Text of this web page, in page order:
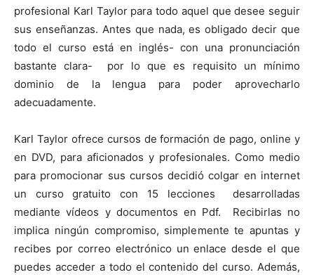
profesional Karl Taylor para todo aquel que desee seguir
sus enseñanzas. Antes que nada, es obligado decir que
todo el curso está en inglés- con una pronunciación
bastante clara- por lo que es requisito un mínimo
dominio de la lengua para poder aprovecharlo
adecuadamente.
Karl Taylor ofrece cursos de formación de pago, online y
en DVD, para aficionados y profesionales. Como medio
para promocionar sus cursos decidió colgar en internet
un curso gratuito con 15 lecciones desarrolladas
mediante vídeos y documentos en Pdf. Recibirlas no
implica ningún compromiso, simplemente te apuntas y
recibes por correo electrónico un enlace desde el que
puedes acceder a todo el contenido del curso. Además,